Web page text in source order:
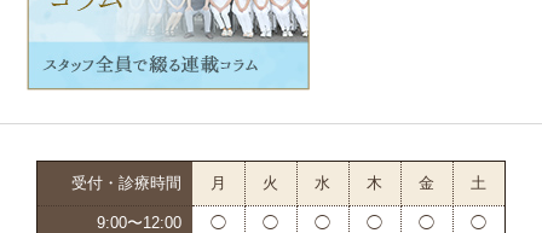
受付・診療時間 月 火 水 木 金 土
9:00〜12:00 ◯ ◯ ◯ ◯ ◯
◯